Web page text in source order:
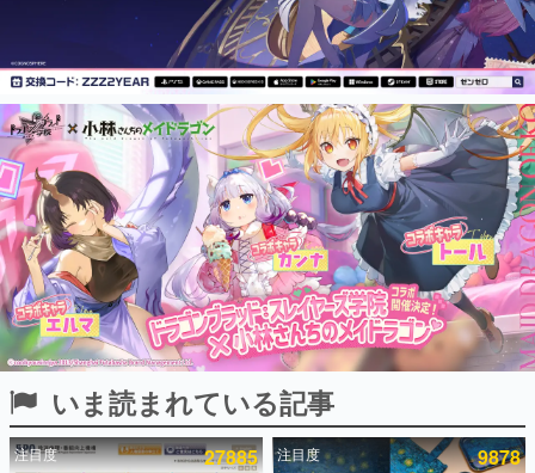
ピックアップ
電ファミのいま読まれている記事ランキング
アプリセール情報
インタビュー
連載・特集一覧
殿堂入り記事
SNS拡散数が数千以上！ ページビュー数万以上！ などな
ど。多くの人々に読まれた、電ファミ渾身の“殿堂入り”記
事をまとめました。
いま読まれている記事
注目度 27885 注目度 9878